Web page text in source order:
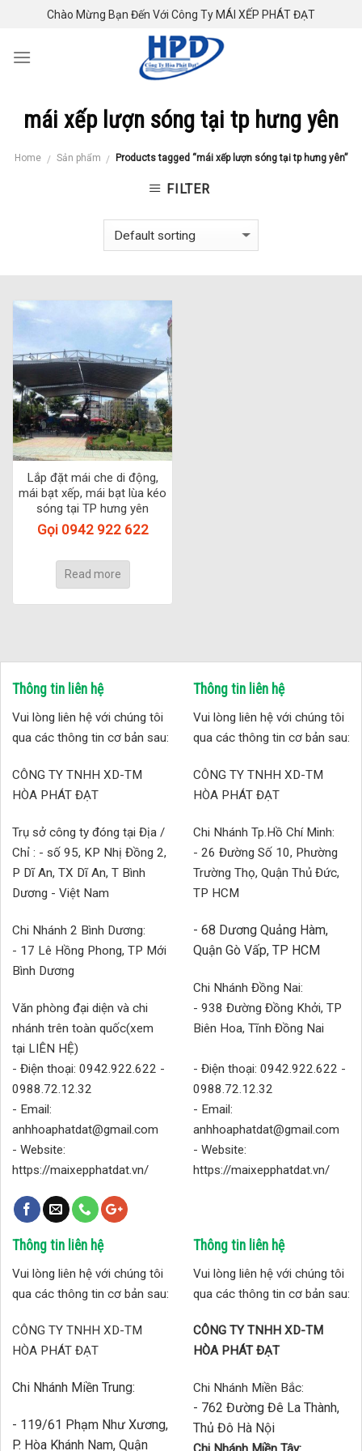
content
Chào Mừng Bạn Đến Với Công Ty MÁI XẾP PHÁT ĐẠT
mái xếp lượn sóng tại tp hưng yên
Home / Sản phẩm / Products tagged “mái xếp lượn sóng tại tp hưng yên”
FILTER
Lắp đặt mái che di động,
mái bạt xếp, mái bạt lùa kéo
sóng tại TP hưng yên
Gọi 0942 922 622
Read more
Thông tin liên hệ
Vui lòng liên hệ với chúng tôi
qua các thông tin cơ bản sau:
CÔNG TY TNHH XD-TM
HÒA PHÁT ĐẠT
Trụ sở công ty đóng tại Địa /
Chỉ : - số 95, KP Nhị Đồng 2,
P Dĩ An, TX Dĩ An, T Bình
Dương - Việt Nam
Chi Nhánh 2 Bình Dương:
- 17 Lê Hồng Phong, TP Mới
Bình Dương
Văn phòng đại diện và chi
nhánh trên toàn quốc(xem
tại LIÊN HỆ)
- Điện thoại: 0942.922.622 -
0988.72.12.32
- Email:
anhhoaphatdat@gmail.com
- Website:
https://maixepphatdat.vn/
Thông tin liên hệ
Vui lòng liên hệ với chúng tôi
qua các thông tin cơ bản sau:
CÔNG TY TNHH XD-TM
HÒA PHÁT ĐẠT
Chi Nhánh Tp.Hồ Chí Minh:
- 26 Đường Số 10, Phường
Trường Thọ, Quận Thủ Đức,
TP HCM
- 68 Dương Quảng Hàm,
Quận Gò Vấp, TP HCM
Chi Nhánh Đồng Nai:
- 938 Đường Đồng Khởi, TP
Biên Hoa, Tĩnh Đồng Nai
- Điện thoại: 0942.922.622 -
0988.72.12.32
- Email:
anhhoaphatdat@gmail.com
- Website:
https://maixepphatdat.vn/
Thông tin liên hệ
Vui lòng liên hệ với chúng tôi
qua các thông tin cơ bản sau:
CÔNG TY TNHH XD-TM
HÒA PHÁT ĐẠT
Chi Nhánh Miền Trung:
- 119/61 Phạm Như Xương,
P. Hòa Khánh Nam, Quận
Thông tin liên hệ
Vui lòng liên hệ với chúng tôi
qua các thông tin cơ bản sau:
CÔNG TY TNHH XD-TM
HÒA PHÁT ĐẠT
Chi Nhánh Miền Bắc:
- 762 Đường Đê La Thành,
Thủ Đô Hà Nội